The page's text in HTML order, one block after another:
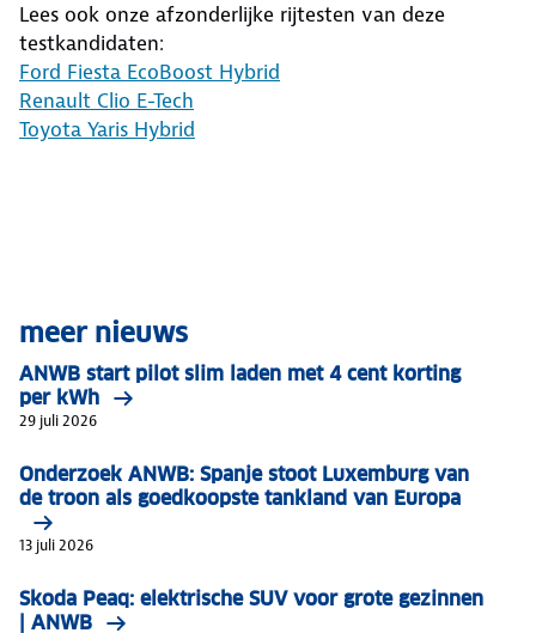
Lees ook onze afzonderlijke rijtesten van deze
testkandidaten:
Ford Fiesta EcoBoost Hybrid
Renault Clio E-Tech
Toyota Yaris Hybrid
meer nieuws
ANWB start pilot slim laden met 4 cent korting
per kWh
29 juli 2026
Onderzoek ANWB: Spanje stoot Luxemburg van
de troon als goedkoopste tankland van Europa
13 juli 2026
Skoda Peaq: elektrische SUV voor grote gezinnen
| ANWB